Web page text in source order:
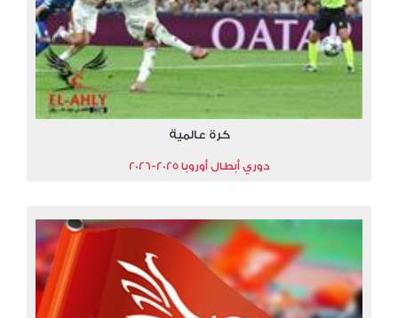
كرة عالمية
دوري أبطال أوروبا 2025-2026